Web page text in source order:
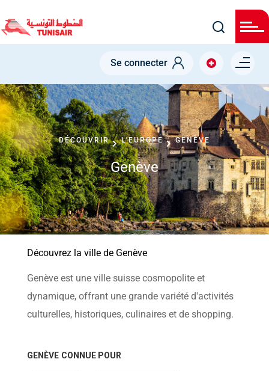
Se connecter Menu right
DÉCOUVRIR L'EUROPE GENÈVE
Genève
Découvrez la ville de Genève
Genève est une ville suisse cosmopolite et
dynamique, offrant une grande variété d'activités
culturelles, historiques, culinaires et de shopping.
GENÈVE CONNUE POUR